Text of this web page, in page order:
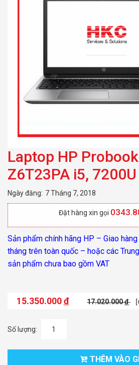
Laptop HP
Z6T23PA i5,
Ngày đăng: 7 Tháng 7, 2018
Đặt hàng xin gọi
Sản phẩm chính hãng HP – Giao
tháng trên toàn quốc – hoặc các
sản phẩm chưa bao gồm VAT
15.350.000đ 17.020.000đ
Số lượng:
THÊM VÀO